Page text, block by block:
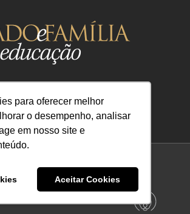
para oferecer melhor
o desempenho, analisar
em nosso site e
Aceitar Cookies
contato@legadoefamilia.com
39.347.079/0001-67
Privacidade